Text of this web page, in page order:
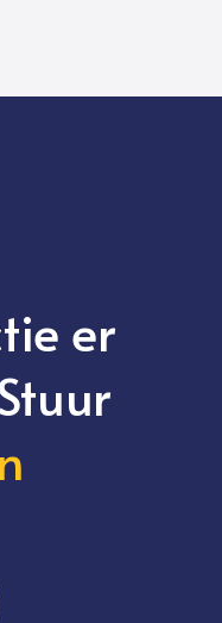
er